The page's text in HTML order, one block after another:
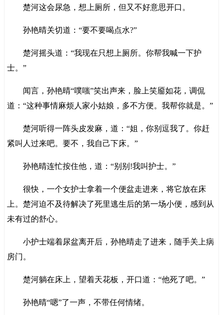
楚河这会尿急，想上厕所，但又不好意思开口。
孙艳晴关切道：“要不要喝点水?”
楚河摇头道：“我现在只想上厕所。你帮我喊一下护
士。”
闻言，孙艳晴“噗嗤”笑出声来，脸上笑靥如花，调侃
道：“这种事情麻烦人家小姑娘，多不方便。我帮你就是。”
楚河听得一阵头皮发麻，道：“姐，你别逗我了。你赶
紧叫人过来吧。要不，我自己下床。”
孙艳晴连忙按住他，道：“别别!我叫护士。”
很快，一个女护士拿着一个便盆走进来，将它放在床
上。楚河迫不及待解决了死里逃生后的第一场小便，感到从
未有过的舒心。
小护士端着尿盆离开后，孙艳晴走了进来，随手关上病
房门。
楚河躺在床上，望着天花板，开口道：“他死了吧。”
孙艳晴“嗯”了一声，不带任何情绪。